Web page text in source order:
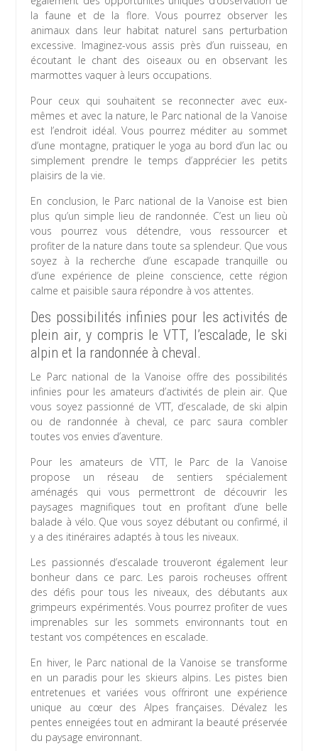
la faune et de la flore. Vous pourrez observer les
animaux dans leur habitat naturel sans perturbation
excessive. Imaginez-vous assis près d’un ruisseau, en
écoutant le chant des oiseaux ou en observant les
marmottes vaquer à leurs occupations.
Pour ceux qui souhaitent se reconnecter avec eux-
mêmes et avec la nature, le Parc national de la Vanoise
est l’endroit idéal. Vous pourrez méditer au sommet
d’une montagne, pratiquer le yoga au bord d’un lac ou
simplement prendre le temps d’apprécier les petits
plaisirs de la vie.
En conclusion, le Parc national de la Vanoise est bien
plus qu’un simple lieu de randonnée. C’est un lieu où
vous pourrez vous détendre, vous ressourcer et
profiter de la nature dans toute sa splendeur. Que vous
soyez à la recherche d’une escapade tranquille ou
d’une expérience de pleine conscience, cette région
calme et paisible saura répondre à vos attentes.
Des possibilités infinies pour les activités de
plein air, y compris le VTT, l’escalade, le ski
alpin et la randonnée à cheval.
Le Parc national de la Vanoise offre des possibilités
infinies pour les amateurs d’activités de plein air. Que
vous soyez passionné de VTT, d’escalade, de ski alpin
ou de randonnée à cheval, ce parc saura combler
toutes vos envies d’aventure.
Pour les amateurs de VTT, le Parc de la Vanoise
propose un réseau de sentiers spécialement
aménagés qui vous permettront de découvrir les
paysages magnifiques tout en profitant d’une belle
balade à vélo. Que vous soyez débutant ou confirmé, il
y a des itinéraires adaptés à tous les niveaux.
Les passionnés d’escalade trouveront également leur
bonheur dans ce parc. Les parois rocheuses offrent
des défis pour tous les niveaux, des débutants aux
grimpeurs expérimentés. Vous pourrez profiter de vues
imprenables sur les sommets environnants tout en
testant vos compétences en escalade.
En hiver, le Parc national de la Vanoise se transforme
en un paradis pour les skieurs alpins. Les pistes bien
entretenues et variées vous offriront une expérience
unique au cœur des Alpes françaises. Dévalez les
pentes enneigées tout en admirant la beauté préservée
du paysage environnant.